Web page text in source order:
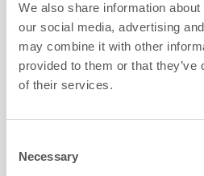
We also share information
our social media, advertising
may combine it with other
provided to them or that
of their services.
Selection
Necessary
Tutustu